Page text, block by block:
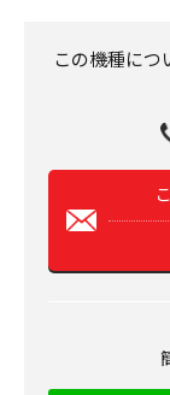
この機種につ